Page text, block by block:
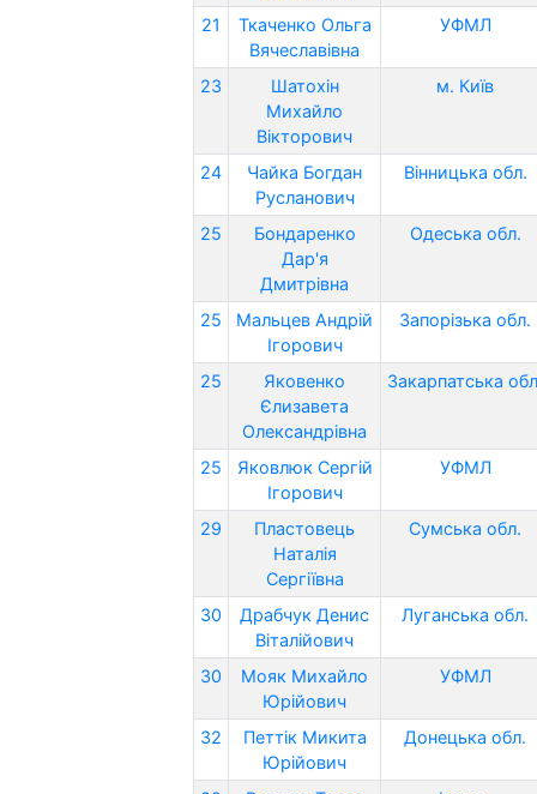
21
Ткаченко Ольга
Вячеславівна
УФМЛ
23
Шатохін
Михайло
Вікторович
м. Київ
24
Чайка Богдан
Русланович
Вінницька обл.
25
Бондаренко
Дар'я
Дмитрівна
Одеська обл.
25
Мальцев Андрій
Ігорович
Запорізька обл.
25
Яковенко
Єлизавета
Олександрівна
Закарпатська
25
Яковлюк Сергій
Ігорович
УФМЛ
29
Пластовець
Наталія
Сергіївна
Сумська обл.
30
Драбчук Денис
Віталійович
Луганська обл.
30
Мояк Михайло
Юрійович
УФМЛ
32
Петтік Микита
Юрійович
Донецька обл.